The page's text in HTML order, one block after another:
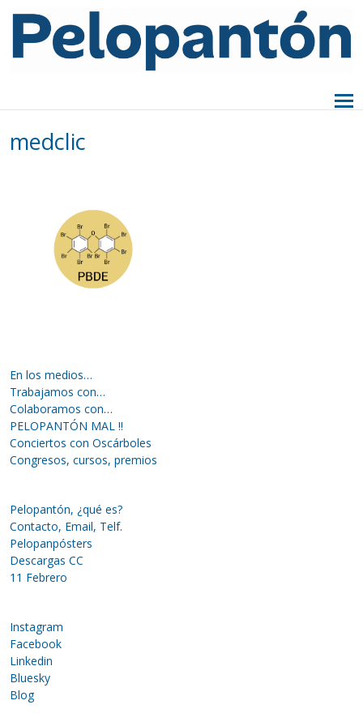
medclic
En los medios…
Trabajamos con…
Colaboramos con…
PELOPANTÓN MAL !!
Conciertos con Oscárboles
Congresos, cursos, premios
Pelopantón, ¿qué es?
Contacto, Email, Telf.
Pelopanpósters
Descargas CC
11 Febrero
Instagram
Facebook
Linkedin
Bluesky
Blog